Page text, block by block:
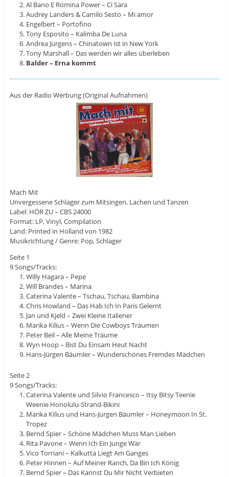
Al Bano E Romina Power – Ci Sara
Audrey Landers & Camilo Sesto – Mi amor
Engelbert – Portofino
Tony Esposito – Kalimba De Luna
Andrea Jürgens – Chinatown ist in New York
Tony Marshall – Das werden wir alles überleben
Balder – Erna kommt
Aus der Radio Werbung (Original Aufnahmen)
Mach Mit
Unvergessene Schlager zum Mitsingen, Lachen und Tanzen
Label: HÖR ZU – CBS 24000
Format: LP, Vinyl, Compilation
Land: Printed in Holland von 1982
Musikrichtung / Genre: Pop, Schlager
Seite 1
9 Songs/Tracks:
Willy Hagara – Pepe
Will Brandes – Marina
Caterina Valente – Tschau, Tschau, Bambina
Chris Howland – Das Hab Ich In Paris Gelernt
Jan und Kjeld – Zwei Kleine Italiener
Marika Kilius – Wenn Die Cowboys Träumen
Peter Beil – Alle Meine Träume
Wyn Hoop – Bist Du Einsam Heut Nacht
Hans-Jürgen Bäumler – Wunderschönes Fremdes Mädchen
Seite 2
9 Songs/Tracks:
Caterina Valente und Silvio Francesco – Itsy Bitsy Teenie
Weenie Honolulu-Strand-Bikini
Marika Kilius und Hans-Jürgen Bäumler – Honeymoon In St.
Tropez
Bernd Spier – Schöne Mädchen Muss Man Lieben
Rita Pavone – Wenn Ich Ein Junge Wär
Vico Torriani – Kalkutta Liegt Am Ganges
Peter Hinnen – Auf Meiner Ranch, Da Bin Ich König
Bernd Spier – Das Kannst Du Mir Nicht Verbieten